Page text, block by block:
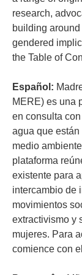
research,
building
gendered
the Table of
Español:
MERE) es una
en consulta
agua que
medio
plataforma
existente para
intercambio de
movimientos
extractivismo y
mujeres. Para
comience con